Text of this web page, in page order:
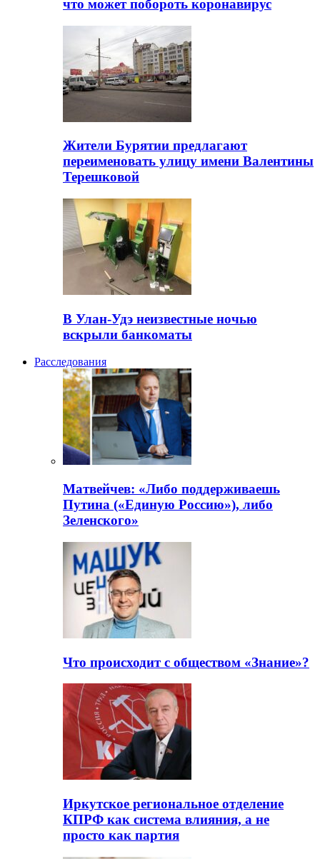
что может побороть коронавирус
Жители Бурятии предлагают
переименовать улицу имени Валентины
Терешковой
В Улан-Удэ неизвестные ночью
вскрыли банкоматы
Расследования
Матвейчев: «Либо поддерживаешь
Путина («Единую Россию»), либо
Зеленского»
Что происходит с обществом «Знание»?
Иркутское региональное отделение
КПРФ как система влияния, а не
просто как партия